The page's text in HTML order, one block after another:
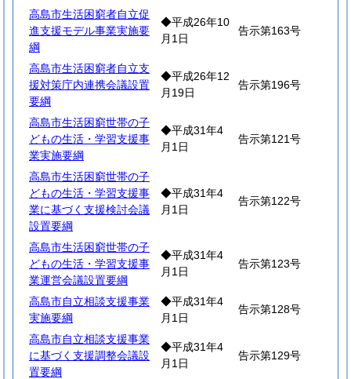
高島市生活困窮者自立促
進支援モデル事業実施要
綱
◆平成26年10
月1日
告示第163号
高島市生活困窮者自立支
援対策庁内連携会議設置
要綱
◆平成26年12
月19日
告示第196号
高島市生活困窮世帯の子
どもの生活・学習支援事
業実施要綱
◆平成31年4
月1日
告示第121号
高島市生活困窮世帯の子
どもの生活・学習支援事
業に基づく支援検討会議
設置要綱
◆平成31年4
月1日
告示第122号
高島市生活困窮世帯の子
どもの生活・学習支援事
業運営会議設置要綱
◆平成31年4
月1日
告示第123号
高島市自立相談支援事業
実施要綱
◆平成31年4
月1日
告示第128号
高島市自立相談支援事業
に基づく支援調整会議設
置要綱
◆平成31年4
月1日
告示第129号